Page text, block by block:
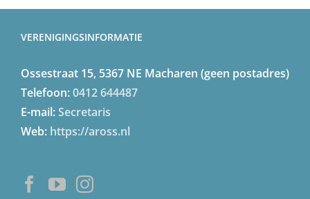
VERENIGINGSINFORMATIE
Ossestraat 15, 5367 NE Macharen (geen postadres)
Telefoon:0412 644487
E-mail:Secretaris
Web: https://aross.nl